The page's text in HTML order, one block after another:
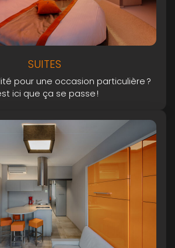
SUITES
pour une occasion particulière ?
ici que ça se passe !